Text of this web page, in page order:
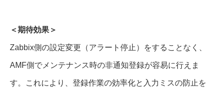
＜期待効果＞
Zabbix側の設定変更（アラート停止）をすることなく、
AMF側でメンテナンス時の非通知登録が容易に行えま
す。これにより、登録作業の効率化と入力ミスの防止を